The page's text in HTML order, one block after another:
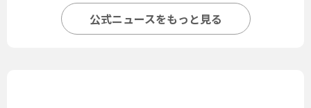
公式ニュースをもっと見る